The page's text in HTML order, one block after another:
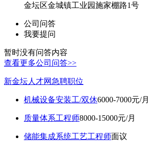
金坛区金城镇工业园施家棚路1号
公司问答
我要提问
暂时没有问答内容
查看更多公司问答>>
新金坛人才网急聘职位
机械设备安装工/双休6000-7000元/月
质量体系工程师8000-15000元/月
储能集成系统工艺工程师面议